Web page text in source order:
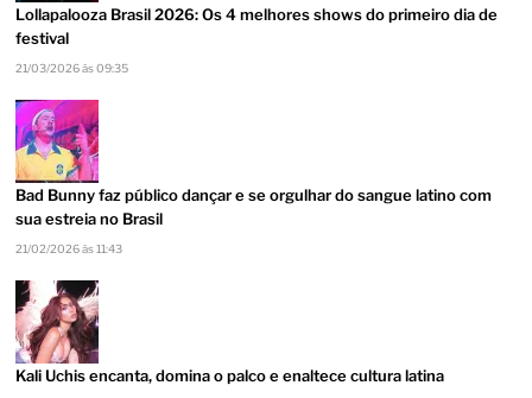
Lollapalooza Brasil 2026: Os 4 melhores shows do primeiro dia de
festival
21/03/2026 às 09:35
Bad Bunny faz público dançar e se orgulhar do sangue latino com
sua estreia no Brasil
21/02/2026 às 11:43
Kali Uchis encanta, domina o palco e enaltece cultura latina